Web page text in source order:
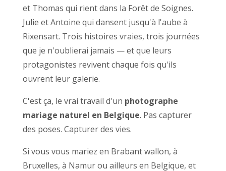
et Thomas qui rient dans la Forêt de Soignes.
Julie et Antoine qui dansent jusqu'à l'aube à
Rixensart. Trois histoires vraies, trois journées
que je n'oublierai jamais — et que leurs
protagonistes revivent chaque fois qu'ils
ouvrent leur galerie.
C'est ça, le vrai travail d'un photographe
mariage naturel en Belgique. Pas capturer
des poses. Capturer des vies.
Si vous vous mariez en Brabant wallon, à
Bruxelles, à Namur ou ailleurs en Belgique, et